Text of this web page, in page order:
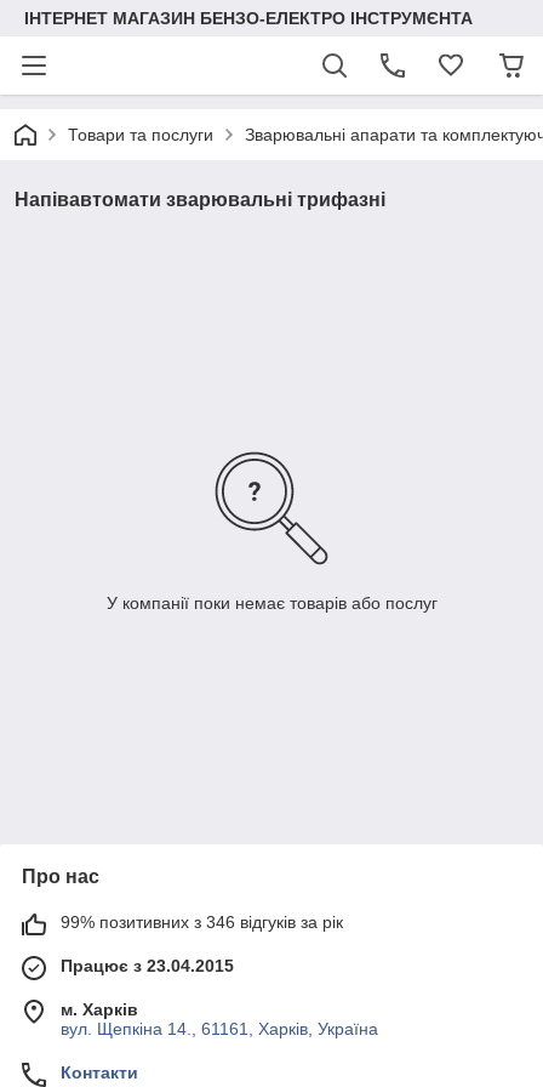
ІНТЕРНЕТ МАГАЗИН БЕНЗО-ЕЛЕКТРО ІНСТРУМЄНТА
Товари та послуги Зварювальні апарати та
Напівавтомати зварювальні трифазні
У компанії поки немає товарів або послуг
Про нас
99% позитивних з 346 відгуків за рік
Працює з 23.04.2015
м. Харків
вул. Щепкіна 14., 61161, Харків, Україна
Контакти